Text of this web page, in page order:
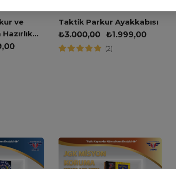
ve
Taktik Parkur Ayakkabısı
₺3.000,00 ₺1.999,00
(2)